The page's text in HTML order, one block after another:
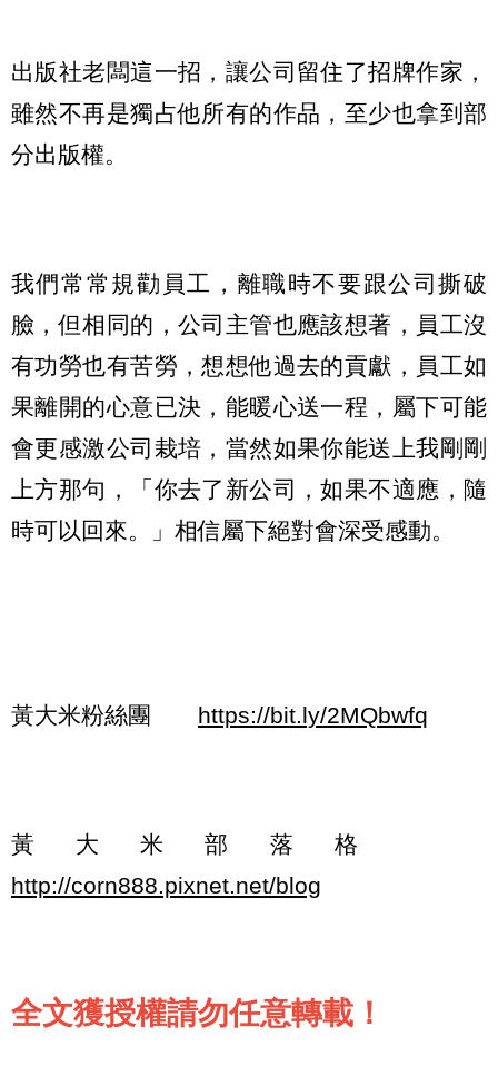
出版社老闆這一招，讓公司留住了招牌作家，
雖然不再是獨占他所有的作品，至少也拿到部
分出版權。
我們常常規勸員工，離職時不要跟公司撕破
臉，但相同的，公司主管也應該想著，員工沒
有功勞也有苦勞，想想他過去的貢獻，員工如
果離開的心意已決，能暖心送一程，屬下可能
會更感激公司栽培，當然如果你能送上我剛剛
上方那句，「你去了新公司，如果不適應，隨
時可以回來。」相信屬下絕對會深受感動。
黃大米粉絲團 https://bit.ly/2MQbwfq
黃大米部落格
http://corn888.pixnet.net/blog
全文獲授權請勿任意轉載！